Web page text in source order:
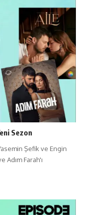
Sezon
Şefik ve Engin
Farah'ı